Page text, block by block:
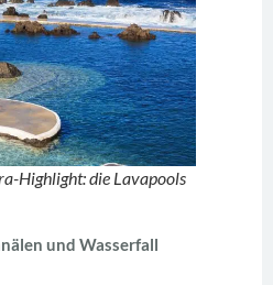
Highlight: die Lavapools
und Wasserfall